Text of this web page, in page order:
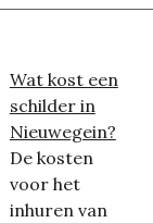
Wat kost een
schilder in
Nieuwegein?
De kosten
voor het
inhuren van